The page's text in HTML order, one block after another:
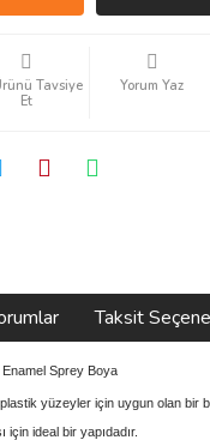
Tavsiye
Et
Yorum Yaz
Taksit
Sprey Boya
yüzeyler için uygun olan bir
ideal bir yapıdadır.